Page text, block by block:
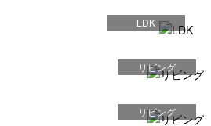
LDK
リビング
リビング